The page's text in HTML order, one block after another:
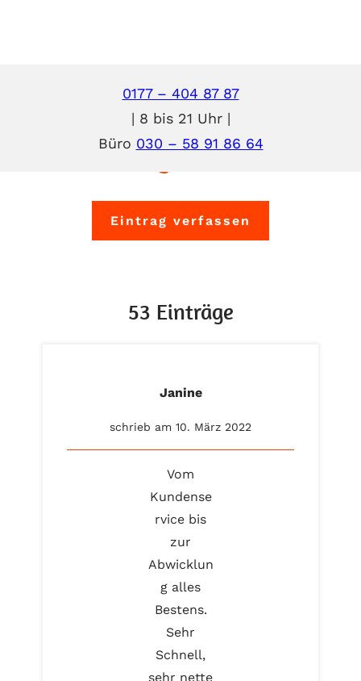
0177 – 404 87 87
| 8 bis 21 Uhr |
Büro 030 – 58 91 86 64
Meinungen & Kritik
Eintrag verfassen
53 Einträge
Janine
schrieb am 10. März 2022
Vom
Kundense
rvice bis
zur
Abwicklun
g alles
Bestens.
Sehr
Schnell,
sehr nette